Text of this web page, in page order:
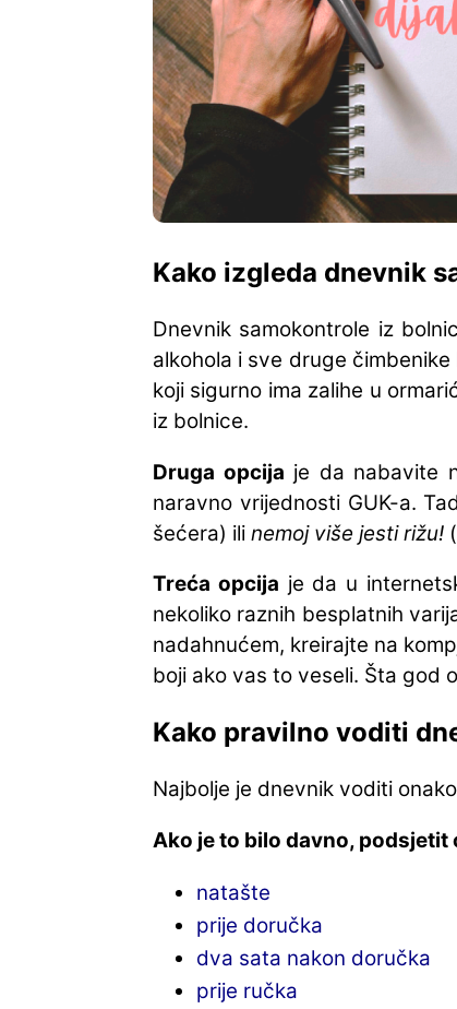
Kako izgleda dnevnik
Dnevnik samokontrole iz
alkohola i sve druge
koji sigurno ima zalihe u
iz bolnice.
Druga opcija je da nabavite
naravno vrijednosti GUK-a.
šećera) ili nemoj više jesti rižu!
Treća opcija je da u
nekoliko raznih besplatnih
nadahnućem, kreirajte na
boji ako vas to veseli. Šta god
Kako pravilno voditi
Najbolje je dnevnik voditi
Ako je to bilo davno,
natašte
prije doručka
dva sata nakon doručka
prije ručka